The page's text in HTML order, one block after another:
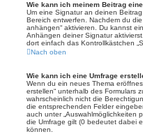
Wie kann ich meinem Beitrag
Um eine Signatur an deinen
Bereich entwerfen. Nachdem du
anhängen“ aktivieren. Du kannst
Anhängen deiner Signatur
dort einfach das Kontrollkästchen
Nach oben
Wie kann ich eine Umfrage
Wenn du ein neues Thema
erstellen“ unterhalb des Formulars
wahrscheinlich nicht die
die entsprechenden Felder
auch unter „Auswahlmöglichkeiten
die Umfrage gilt (0 bedeutet dabei
können.